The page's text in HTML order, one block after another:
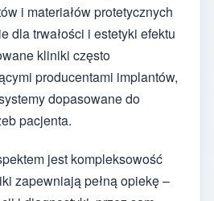
i materiałów protetycznych
dla trwałości i estetyki efektu
kliniki często
producentami implantów,
dopasowane do
pacjenta.
jest kompleksowość
zapewniają pełną opiekę –